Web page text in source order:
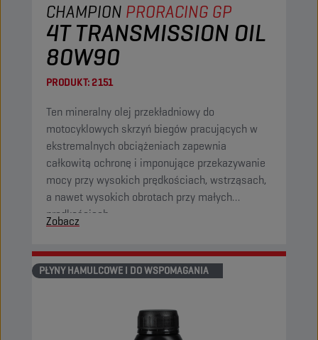
CHAMPION PRORACING GP
4T TRANSMISSION OIL
80W90
PRODUKT:2151
Ten mineralny olej przekładniowy do
motocyklowych skrzyń biegów pracujących w
ekstremalnych obciążeniach zapewnia
całkowitą ochronę i imponujące przekazywanie
mocy przy wysokich prędkościach, wstrząsach,
a nawet wysokich obrotach przy małych
prędkościach.
Zobacz
PŁYNY HAMULCOWE I DO WSPOMAGANIA